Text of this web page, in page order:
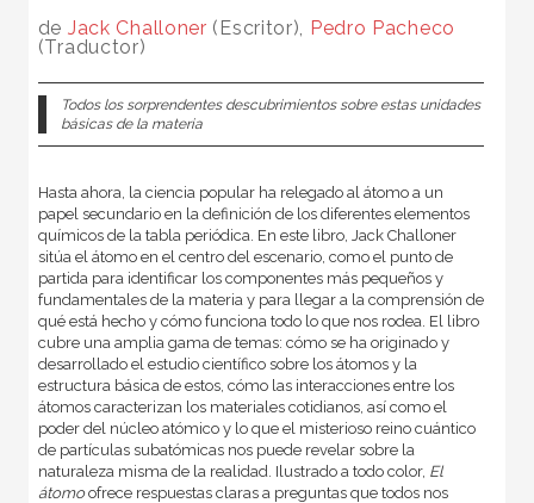
de Jack Challoner (Escritor), Pedro Pacheco
(Traductor)
Todos los sorprendentes descubrimientos sobre estas unidades
básicas de la materia
Hasta ahora, la ciencia popular ha relegado al átomo a un
papel secundario en la definición de los diferentes elementos
químicos de la tabla periódica. En este libro, Jack Challoner
sitúa el átomo en el centro del escenario, como el punto de
partida para identificar los componentes más pequeños y
fundamentales de la materia y para llegar a la comprensión de
qué está hecho y cómo funciona todo lo que nos rodea. El libro
cubre una amplia gama de temas: cómo se ha originado y
desarrollado el estudio científico sobre los átomos y la
estructura básica de estos, cómo las interacciones entre los
átomos caracterizan los materiales cotidianos, así como el
poder del núcleo atómico y lo que el misterioso reino cuántico
de partículas subatómicas nos puede revelar sobre la
naturaleza misma de la realidad. Ilustrado a todo color, El
átomoofrece respuestas claras a preguntas que todos nos